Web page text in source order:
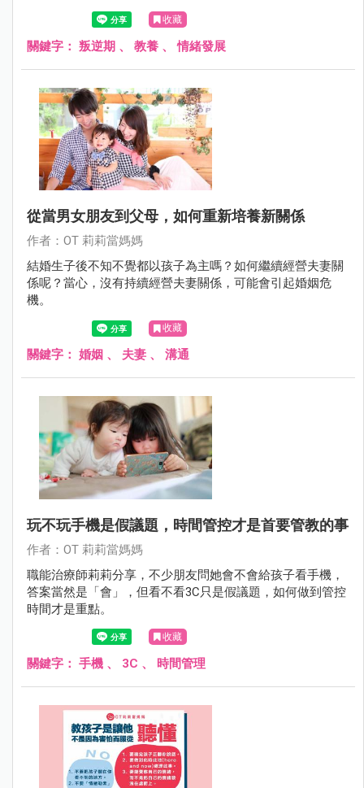
聲，怎麼三歲就開始叛逆期啊！我老公則是很兇的兇回去，
我就看他們大小聲，也覺得這樣不是辦法，我的小孩怎麼現
在就這樣子了啊?
收藏
關鍵字： 叛逆期 、 教養 、情緒發展
從當男女朋友到父母，如何重新培養新關係
作者：OT 莉莉當媽媽
結婚生子後不知不覺都以孩子為主嗎？如何繼續經營夫妻關
係呢？當心，沒有持續經營夫妻關係，可能會引起婚姻危
機。
收藏
關鍵字： 婚姻 、 夫妻 、 溝通
玩不玩手機是假議題，時間管控才是首要管教的事
作者：OT 莉莉當媽媽
職能治療師莉莉分享，不少朋友問她會不會給孩子看手機，
答案當然是「會」，但看不看3C只是假議題，如何做到管控
時間才是重點。
收藏
關鍵字： 手機 、 3C 、 時間管理